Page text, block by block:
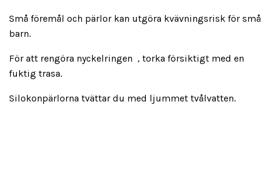
Små föremål och pärlor kan utgöra kvävningsrisk för små
barn.
För att rengöra nyckelringen , torka försiktigt med en
fuktig trasa.
Silokonpärlorna tvättar du med ljummet tvålvatten.